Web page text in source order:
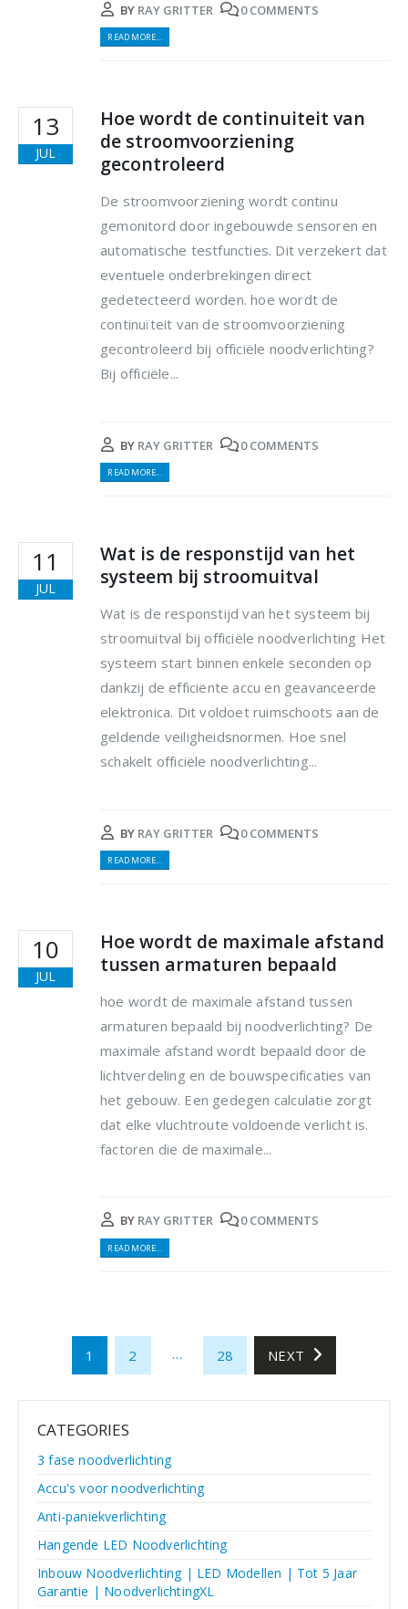
BY RAY GRITTER 0 COMMENTS
READ MORE...
13
JUL
Hoe wordt de continuiteit van
de stroomvoorziening
gecontroleerd
De stroomvoorziening wordt continu
gemonitord door ingebouwde sensoren en
automatische testfuncties. Dit verzekert dat
eventuele onderbrekingen direct
gedetecteerd worden. hoe wordt de
continuïteit van de stroomvoorziening
gecontroleerd bij officiële noodverlichting?
Bij officiële...
BY RAY GRITTER 0 COMMENTS
READ MORE...
11
JUL
Wat is de responstijd van het
systeem bij stroomuitval
Wat is de responstijd van het systeem bij
stroomuitval bij officiële noodverlichting Het
systeem start binnen enkele seconden op
dankzij de efficiënte accu en geavanceerde
elektronica. Dit voldoet ruimschoots aan de
geldende veiligheidsnormen. Hoe snel
schakelt officiële noodverlichting...
BY RAY GRITTER 0 COMMENTS
READ MORE...
10
JUL
Hoe wordt de maximale afstand
tussen armaturen bepaald
hoe wordt de maximale afstand tussen
armaturen bepaald bij noodverlichting? De
maximale afstand wordt bepaald door de
lichtverdeling en de bouwspecificaties van
het gebouw. Een gedegen calculatie zorgt
dat elke vluchtroute voldoende verlicht is.
factoren die de maximale...
BY RAY GRITTER 0 COMMENTS
READ MORE...
1 2 … 28 NEXT
CATEGORIES
3 fase noodverlichting
Accu's voor noodverlichting
Anti-paniekverlichting
Hangende LED Noodverlichting
Inbouw Noodverlichting | LED Modellen | Tot 5 Jaar
Garantie | NoodverlichtingXL